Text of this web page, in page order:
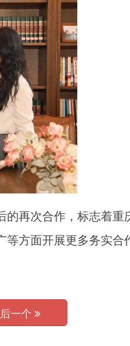
再次合作，标志着重
方面开展更多务实合
后一个